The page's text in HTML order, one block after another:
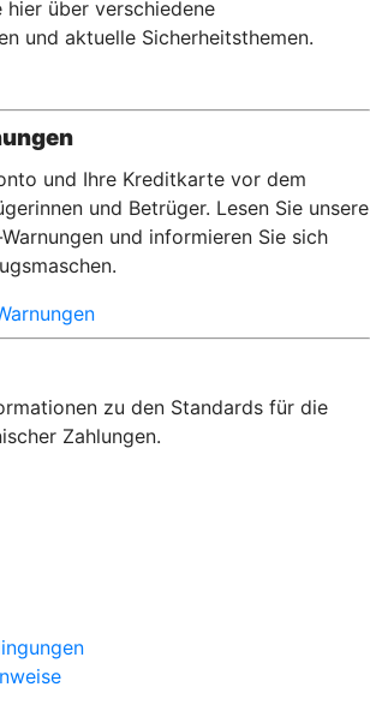
über verschiedene
und aktuelle Sicherheitsthemen.
und Ihre Kreditkarte vor dem
und Betrüger. Lesen Sie unsere
und informieren Sie sich
zu den Standards für die
Zahlungen.